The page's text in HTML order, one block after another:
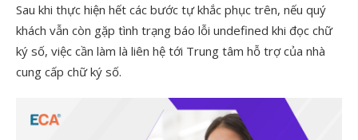
Sau khi thực hiện hết các bước tự khắc phục trên, nếu quý
khách vẫn còn gặp tình trạng báo lỗi undefined khi đọc chữ
ký số, việc cần làm là liên hệ tới Trung tâm hỗ trợ của nhà
cung cấp chữ ký số.